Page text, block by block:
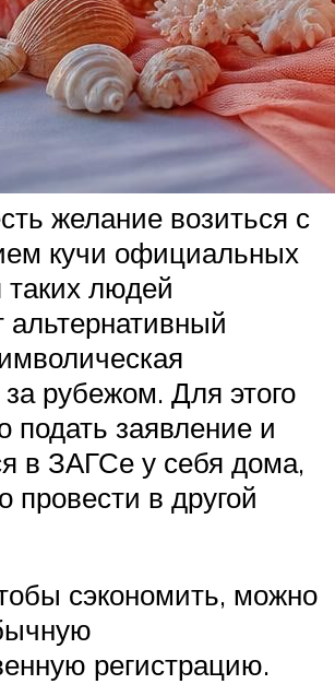
желание возиться с
кучи официальных
людей
альтернативный
рубежом. Для этого
подать заявление и
в ЗАГСе у себя дома,
провести в другой
сэкономить, можно
регистрацию.